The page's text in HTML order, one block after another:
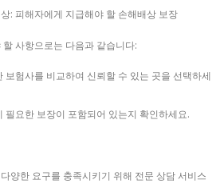
: 피해자에게 지급해야 할 손해배상 보장
사항으로는 다음과 같습니다:
보험사를 비교하여 신뢰할 수 있는 곳을 선택하세
필요한 보장이 포함되어 있는지 확인하세요.
양한 요구를 충족시키기 위해 전문 상담 서비스